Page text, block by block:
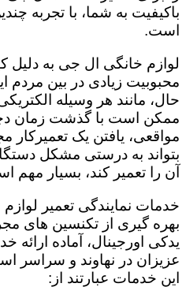
باکیفیت به شما، با تجربه
است.
لوازم خانگی ال جی به دلیل
محبوبیت زیادی در بین مردم
حال، مانند هر وسیله
ممکن است با گذشت زمان
مواقعی، یافتن یک تعمیرکار
بتواند به درستی مشکل
آن را تعمیر کند، بسیار مهم
خدمات نمایندگی تعمیر
بهره گیری از تکنسین های
یدکی اورجینال، آماده ارائه
عزیزان در نهاوند و سراسر
این خدمات عبارتند از: